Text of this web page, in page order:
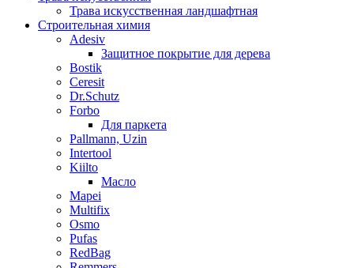
Трава искусственная ландшафтная
Строительная химия
Adesiv
Защитное покрытие для дерева
Bostik
Ceresit
Dr.Schutz
Forbo
Для паркета
Pallmann, Uzin
Intertool
Kiilto
Масло
Mapei
Multifix
Osmo
Pufas
RedBag